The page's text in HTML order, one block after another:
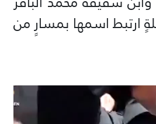
ارتبط اسمها بمسارٍ من